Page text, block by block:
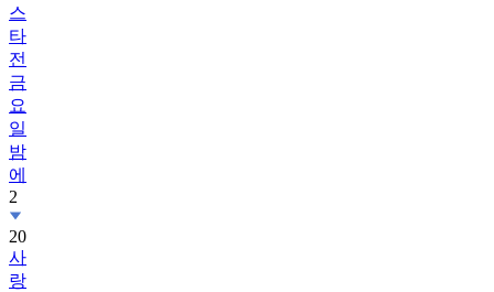
스
타
전
금
요
일
밤
에
2
20
사
랑